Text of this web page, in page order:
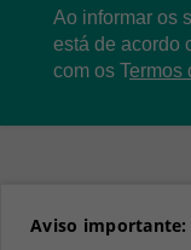
Ao informar os
está de acordo
com os Termos
Aviso importante: